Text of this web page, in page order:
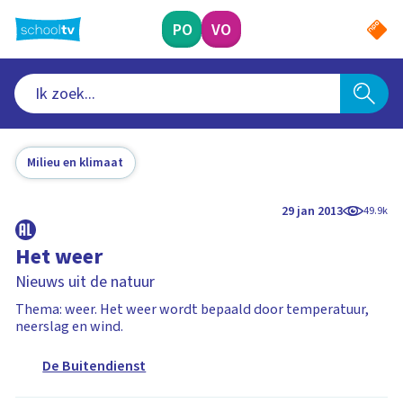
naar
hoofdinhoud
PO VO
Milieu en klimaat
29 jan 2013 49.9k
Het weer
Nieuws uit de natuur
Thema: weer. Het weer wordt bepaald door temperatuur,
neerslag en wind.
De Buitendienst